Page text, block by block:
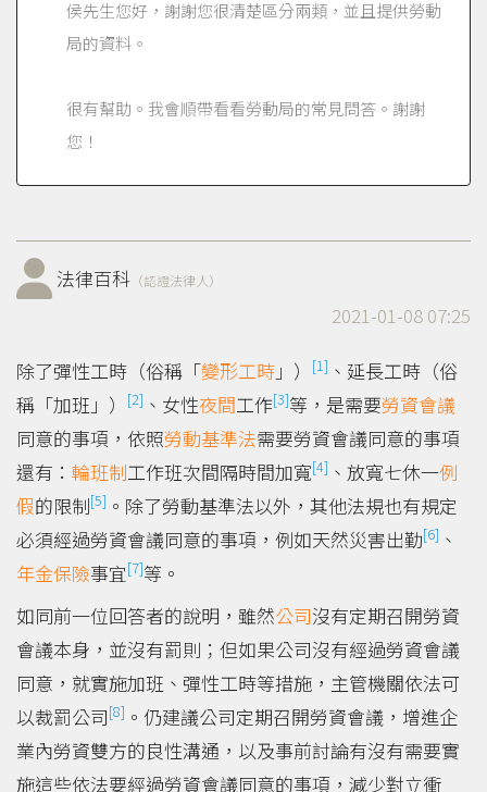
侯先生您好，謝謝您很清楚區分兩類，並且提供勞動
局的資料。
很有幫助。我會順帶看看勞動局的常見問答。謝謝
您！
法律百科 （認證法律人）
2021-01-08 07:25
除了彈性工時（俗稱「變形工時 」） [1] 、延長工時（俗
稱「加班」）
[2] 、女性夜間工作[3]等，是需要勞資會議
同意的事項，依照勞動基準法需要勞資會議同意的事項
還有： 輪班制工作班次間隔時間加寬[4] 、放寬七休一例
假的限制[5] 。除了勞動基準法以外，其他法規也有規定
必須經過勞資會議同意的事項，例如天然災害出勤[6] 、
年金保險事宜[7]等。
如同前一位回答者的說明，雖然公司沒有定期召開勞資
會議本身，並沒有罰則；但如果公司沒有經過勞資會議
同意，就實施加班、彈性工時等措施，主管機關依法可
以裁罰公司[8] 。仍建議公司定期召開勞資會議，增進企
業內勞資雙方的良性溝通，以及事前討論有沒有需要實
施這些依法要經過勞資會議同意的事項，減少對立衝